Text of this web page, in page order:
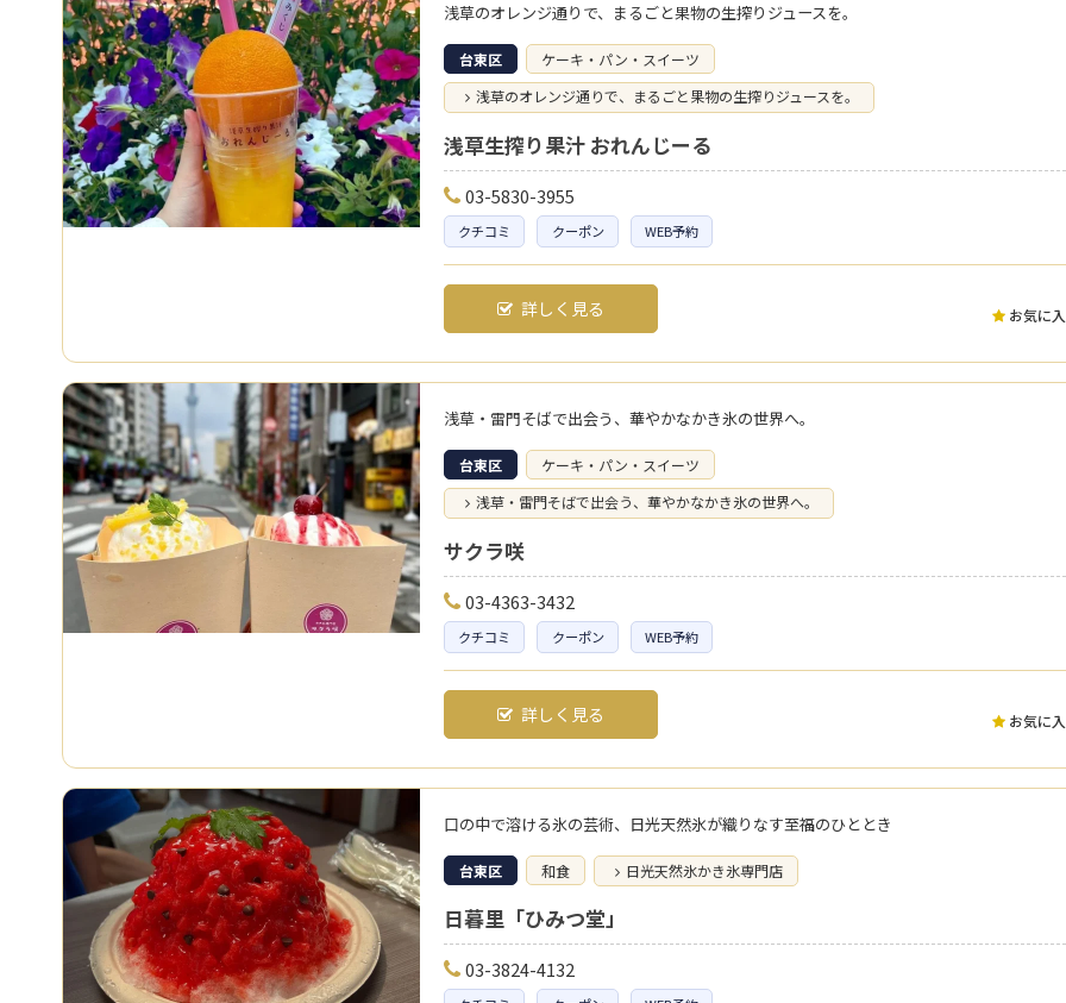
浅草のオレンジ通りで、まるごと果物の生搾りジュースを。
台東区
ケーキ・パン・スイーツ
浅草のオレンジ通りで、まるごと果物の生搾りジュースを。
お気に
浅草生搾り果汁 おれんじーる
03-5830-3955
クチコミ クーポン WEB予約
詳しく見る
浅草・雷門そばで出会う、華やかなかき氷の世界へ。
台東区
ケーキ・パン・スイーツ
浅草・雷門そばで出会う、華やかなかき氷の世界へ。
お気に
サクラ咲
03-4363-3432
クチコミ クーポン WEB予約
詳しく見る
口の中で溶ける氷の芸術、日光天然氷が織りなす至福のひととき
台東区 和食 日光天然氷かき氷専門店
日暮里「ひみつ堂」
03-3824-4132